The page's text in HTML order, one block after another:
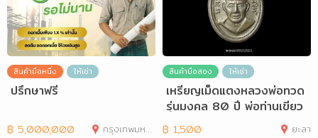
สินค้ามือหนึ่ง ให้เช่า
ปรึกษาฟรี
฿ 5,000,000 กรุงเทพมหานคร
สินค้ามือสอง ให้เช่า
เหรียญเม็ดแตงหลวงพ่อทวด
รุ่นมงคล 80 ปี พ่อท่านเขียว
วัดห้วยเ
฿ 1,500 ยะลา